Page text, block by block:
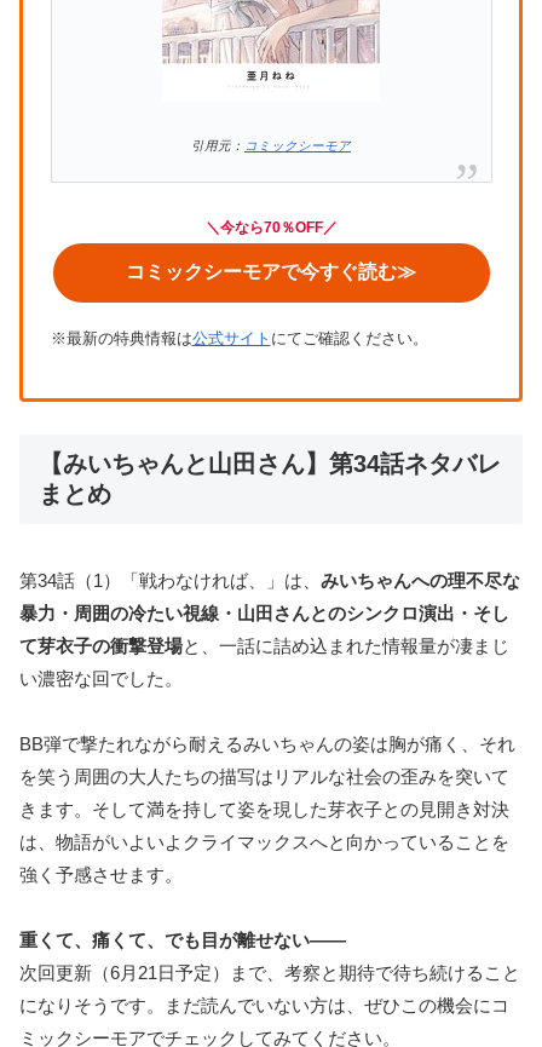
引用元： コミックシーモア
＼今なら70％OFF／
コミックシーモアで今すぐ読む≫
※最新の特典情報は公式サイト にてご確認ください。
【みいちゃんと山田さん】第34話ネタバレ
まとめ
第34話（1）「戦わなければ、」は、 みいちゃんへの理不尽な
暴力・周囲の冷たい視線・山田さんとのシンクロ演出・そし
て芽衣子の衝撃登場と、一話に詰め込まれた情報量が凄まじ
い濃密な回でした。
BB弾で撃たれながら耐えるみいちゃんの姿は胸が痛く、それ
を笑う周囲の大人たちの描写はリアルな社会の歪みを突いて
きます。そして満を持して姿を現した芽衣子との見開き対決
は、物語がいよいよクライマックスへと向かっていることを
強く予感させます。
重くて、痛くて、でも目が離せない——
次回更新（6月21日予定）まで、考察と期待で待ち続けること
になりそうです。まだ読んでいない方は、ぜひこの機会にコ
ミックシーモアでチェックしてみてください。